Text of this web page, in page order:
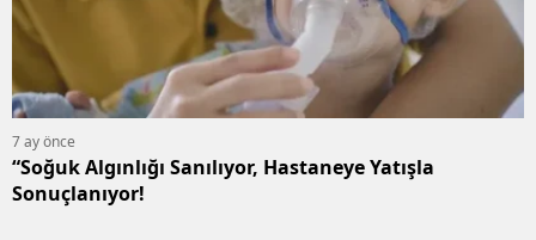
7 ay önce
“Soğuk Algınlığı Sanılıyor, Hastaneye Yatışla
Sonuçlanıyor!